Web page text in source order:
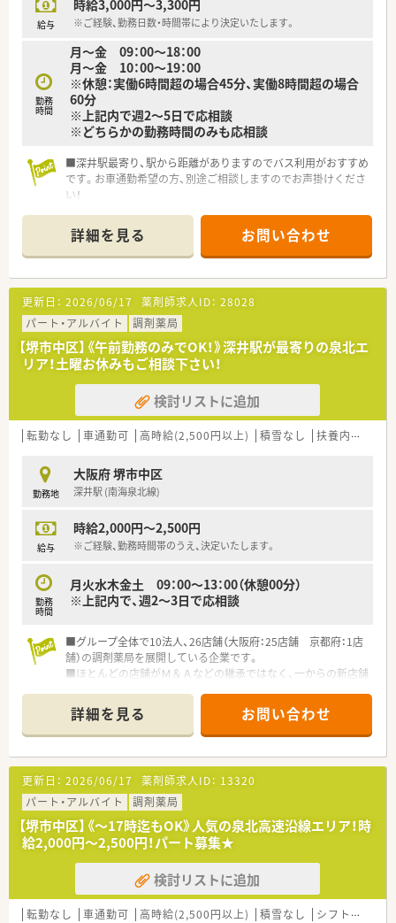
給与
時給3,000円～3,300円
※ご経験、勤務日数・時間帯により決定いたします。
勤務
時間
月～金 09：00～18：00
月～金 10：00～19：00
※休憩：実働6時間超の場合45分、実働8時間超の場合
60分
※上記内で週2～5日で応相談
※どちらかの勤務時間のみも応相談
■深井駅最寄り、駅から距離がありますのでバス利用がおすすめ
です。お車通勤希望の方、別途ご相談しますのでお声掛けくださ
い！
方箋が多くを占めています。1日100枚程度の応需でしっかり経
験を積んでいけます♪薬剤師は常時5～6名体制となるようにし
ているので、一人になることはありません。
■在宅業務も注力している薬局で、施設は計15施設（340名）を担
当しています。予製対応の業務も発生します！
■2018年開局ですが、まだまだ綺麗で気持ちよく働ける環境で
す★
-----------------------------
【業 種】調剤薬局
【アクセス】深井駅 (南海泉北線)から徒歩20分
【契約期間】2ヶ月程度（応相談）
【想定時給】3,000～3,300円
【勤務時間】
月～金 09：00～18：00
※休憩：実働6時間超の場合45分、実働8時間超の場合60分
※上記内で週2～5日で応相談
※どちらかの勤務時間のみも応相談
人）・居宅3件
【応需枚数】100枚/日
薬剤師：5～6名体制
********************************
■万全のサポート体制：2名体制で担当がつきしっかりサポート！
■各種保険を完備：社会保険(週20時間以上)/雇用保険/薬剤師賠
償責任保険
暇など
ご希望条件に合わせて求人をお探しします！
詳細を見る お問い合わせ
更新日： 2026/06/17 薬剤師求人ID： 28028
パート・アルバイト
調剤薬局
【堺市中区】《午前勤務のみでOK！》深井駅が最寄りの泉北エ
リア！土曜お休みもご相談下さい！
検討リストに追加
転勤なし 車通勤可 高時給(2,500円以上) 積雪なし 扶養内勤務OK
勤務地
大阪府 堺市中区
深井駅 (南海泉北線)
給与
時給2,000円～2,500円
※ご経験、勤務時間帯のうえ、決定いたします。
勤務
時間
月火水木金土 09：00～13：00（休憩00分）
※上記内で、週2～3日で応相談
■グループ全体で10法人、26店舗（大阪府：25店舗 京都府：1店
舗）の調剤薬局を展開している企業です。
■ほとんどの店舗がＭ＆Ａなどの継承ではなく、一からの新店舗
めとして連携が非常にとりやすくなっています。
■ヘルプ体制が整っており、希望のお休みなども比較的取得しや
すい環境です。
■会社としても薬剤師様の生涯学習のバックアップをしており、
認定薬剤師取得のためのe-learningの受講補助がございます。
■各社長が過去MRをされており、その時のドクターとの繋がり
で、クリニック門前に多く開局しています。
■薬剤師会に加入している薬局です！月1～2回の勉強会の実施！
詳細を見る お問い合わせ
更新日： 2026/06/17 薬剤師求人ID： 13320
パート・アルバイト
調剤薬局
【堺市中区】《～17時迄もOK》人気の泉北高速沿線エリア！時
給2,000円～2,500円！パート募集★
検討リストに追加
転勤なし 車通勤可 高時給(2,500円以上) 積雪なし シフト制